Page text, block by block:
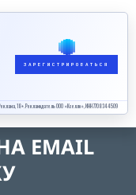
ЗАРЕГИСТРИРОВАТЬСЯ
Реклама, 18+. Рекламодатель ООО «Кселло», ИНН 7708344509
EMAIL